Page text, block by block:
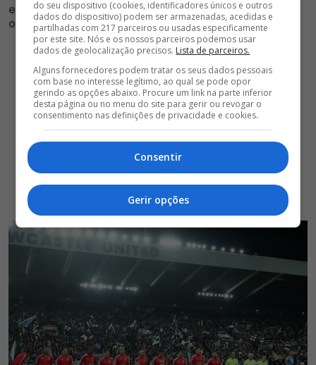
estão prestes a anunciar novo nome por valor alto para
os padrões portugueses
do seu dispositivo (cookies, identificadores únicos e outros
dados do dispositivo) podem ser armazenadas, acedidas e
partilhadas com 217 parceiros ou usadas especificamente
por este site. Nós e os nossos parceiros podemos usar
dados de geolocalização precisos. Lista de parceiros.
Alguns fornecedores podem tratar os seus dados pessoais
com base no interesse legítimo, ao qual se pode opor
gerindo as opções abaixo. Procure um link na parte inferior
desta página ou no menu do site para gerir ou revogar o
consentimento nas definições de privacidade e cookies.
Consentir
Gerir opções